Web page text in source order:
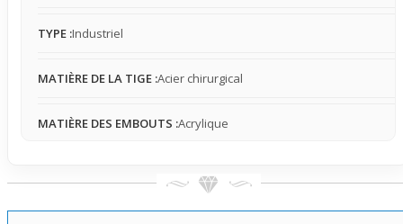
Pour un look urbain et jeune au quotidien, ce
choisir si tu souhaites apporter du caractère à ta tenue,
streetwear, pour affirmer une identité visuelle sans
TYPE :Industriel
MATIÈRE DE LA TIGE :Acier chirurgical
MATIÈRE DES EMBOUTS :Acrylique